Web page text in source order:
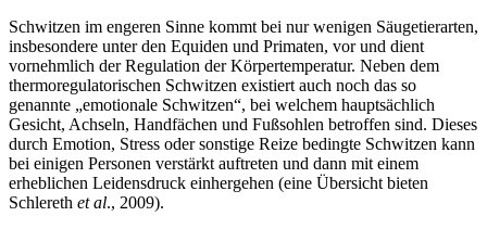
Schwitzen im engeren Sinne kommt bei nur wenigen Säugetierarten,
insbesondere unter den Equiden und Primaten, vor und dient
vornehmlich der Regulation der Körpertemperatur. Neben dem
thermoregulatorischen Schwitzen existiert auch noch das so
genannte „emotionale Schwitzen“, bei welchem hauptsächlich
Gesicht, Achseln, Handfächen und Fußsohlen betroffen sind. Dieses
durch Emotion, Stress oder sonstige Reize bedingte Schwitzen kann
bei einigen Personen verstärkt auftreten und dann mit einem
erheblichen Leidensdruck einhergehen (eine Übersicht bieten
Schlereth et al., 2009).